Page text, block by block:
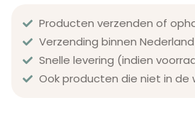
Producten verzenden of
Verzending binnen
Snelle levering (indien
Ook producten die niet in de